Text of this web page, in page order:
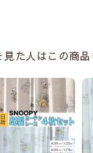
イ払いのみ
見た人はこの商